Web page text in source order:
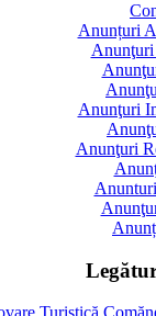
Anunțuri
Anunţuri
Anunţuri